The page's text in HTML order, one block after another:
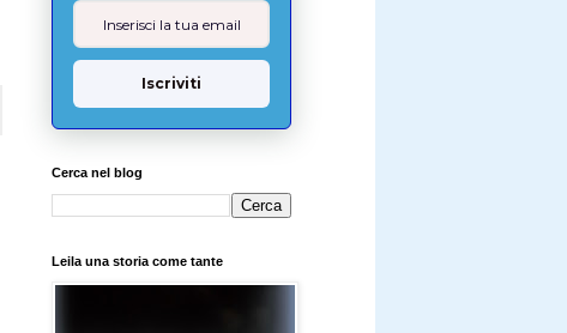
Iscriviti
Cerca nel blog
Leila una storia come tante